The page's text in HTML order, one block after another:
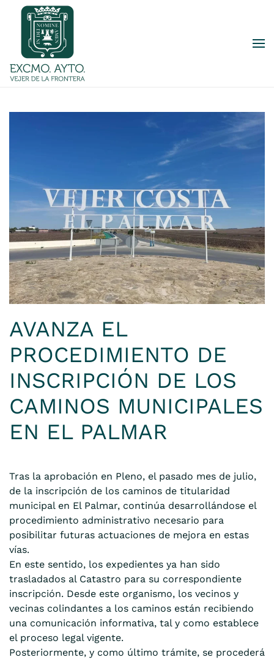
Skip to main content
AVANZA EL
PROCEDIMIENTO DE
INSCRIPCIÓN DE LOS
CAMINOS MUNICIPALES
EN EL PALMAR
Tras la aprobación en Pleno, el pasado mes de julio,
de la inscripción de los caminos de titularidad
municipal en El Palmar, continúa desarrollándose el
procedimiento administrativo necesario para
posibilitar futuras actuaciones de mejora en estas
vías.
En este sentido, los expedientes ya han sido
trasladados al Catastro para su correspondiente
inscripción. Desde este organismo, los vecinos y
vecinas colindantes a los caminos están recibiendo
una comunicación informativa, tal y como establece
el proceso legal vigente.
Posteriormente, y como último trámite, se procederá